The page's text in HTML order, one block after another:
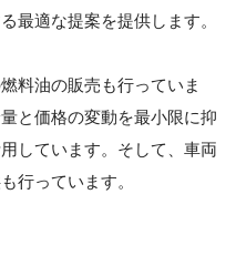
最適な提案を提供します。
料油の販売も行っていま
と価格の変動を最小限に抑
しています。そして、車両
行っています。